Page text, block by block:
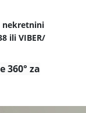
nekretnini
ili VIBER/
za